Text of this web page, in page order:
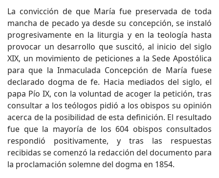
La convicción de que María fue preservada de toda
mancha de pecado ya desde su concepción, se instaló
progresivamente en la liturgia y en la teología hasta
provocar un desarrollo que suscitó, al inicio del siglo
XIX, un movimiento de peticiones a la Sede Apostólica
para que la Inmaculada Concepción de María fuese
declarado dogma de fe. Hacia mediados del siglo, el
papa Pío IX, con la voluntad de acoger la petición, tras
consultar a los teólogos pidió a los obispos su opinión
acerca de la posibilidad de esta definición. El resultado
fue que la mayoría de los 604 obispos consultados
respondió positivamente, y tras las respuestas
recibidas se comenzó la redacción del documento para
la proclamación solemne del dogma en 1854.